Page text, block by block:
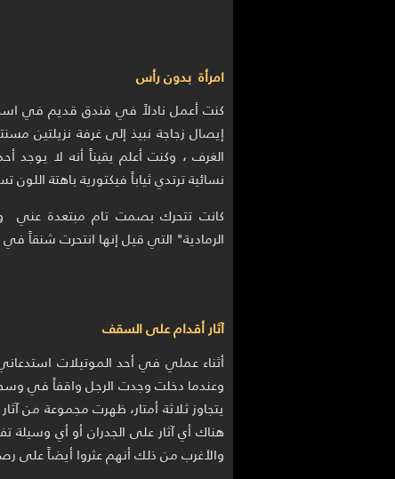
امرأة بدون رأس
كنت أعمل نادلاً في فندق قديم في
إيصال زجاجة نبيذ إلى غرفة نزيلتين
الغرف ، وكنت أعلم يقيناً أنه لا
نسائية ترتدي ثياباً فيكتورية باهتة
كانت تتحرك بصمت تام مبتعدة عني
الرمادية" التي قيل إنها انتحرت شنقاً
آثار أقدام على السقف
أثناء عملي في أحد الموتيلات
وعندما دخلت وجدت الرجل واقفاً في
يتجاوز ثلاثة أمتار، ظهرت مجموعة من
هناك أي آثار على الجدران أو أي
والأغرب من ذلك أنهم عثروا أيضاً على